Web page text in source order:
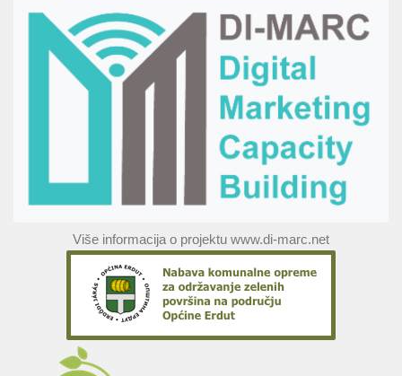
Više informacija o projektu www.di-marc.net